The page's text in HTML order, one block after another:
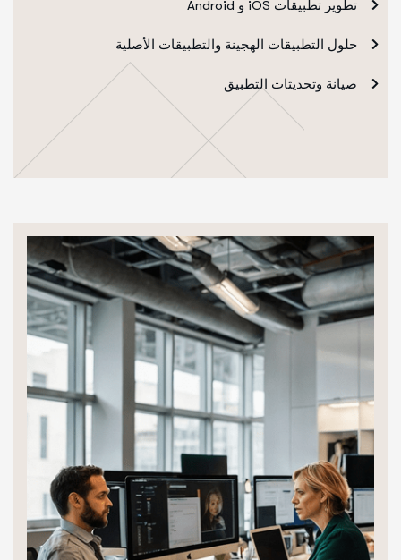
تطوير تطبيقات iOS و Android
حلول التطبيقات الهجينة والتطبيقات الأصلية
صيانة وتحديثات التطبيق